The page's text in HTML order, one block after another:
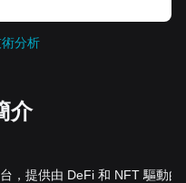
分析
介
，提供由 DeFi 和 NFT 驅動的